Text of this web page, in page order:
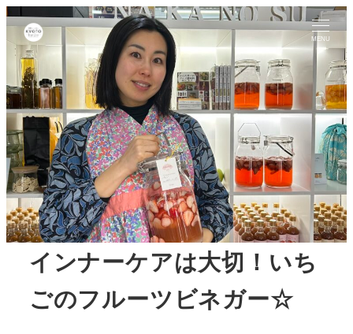
MENU
インナーケアは大切！いち
ごのフルーツビネガー☆